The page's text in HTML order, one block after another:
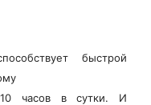
быстрой
часов в сутки. И